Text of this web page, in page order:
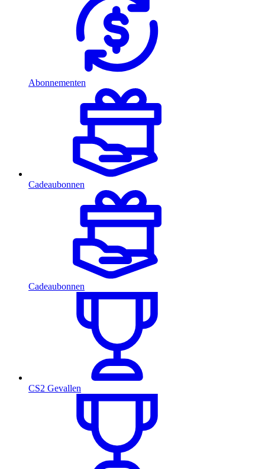
Abonnementen
Cadeaubonnen
Cadeaubonnen
CS2 Gevallen